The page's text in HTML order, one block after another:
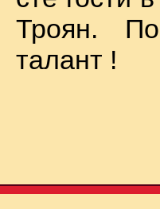
Троян.
талант !